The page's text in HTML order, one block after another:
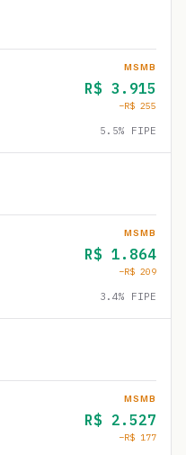
MSMB
R$ 3.915
−R$ 255
5.5% FIPE
MSMB
R$ 1.864
−R$ 209
3.4% FIPE
MSMB
R$ 2.527
−R$ 177